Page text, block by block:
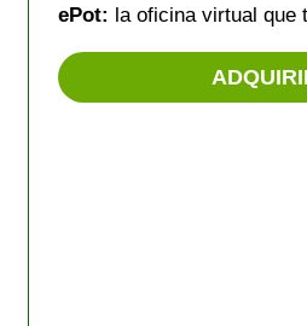
ePot: la oficina virtual que